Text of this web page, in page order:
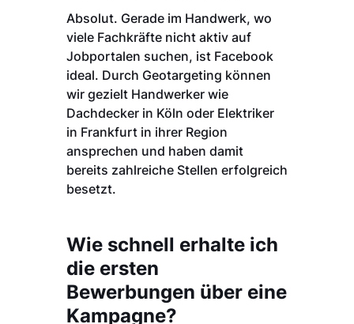
Absolut. Gerade im Handwerk, wo
viele Fachkräfte nicht aktiv auf
Jobportalen suchen, ist Facebook
ideal. Durch Geotargeting können
wir gezielt Handwerker wie
Dachdecker in Köln oder Elektriker
in Frankfurt in ihrer Region
ansprechen und haben damit
bereits zahlreiche Stellen erfolgreich
besetzt.
Wie schnell erhalte ich
die ersten
Bewerbungen über eine
Kampagne?